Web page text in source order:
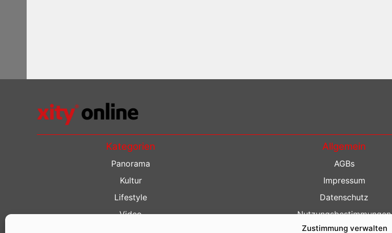
Zustimmung verwalten
Kategorien
Panorama
Kultur
Lifestyle
Video
Allgemein
AGBs
Impressum
Datenschutz
Nutzungsbestimmungen
Kontakt